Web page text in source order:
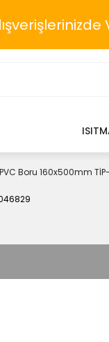
Boru 160x500mm